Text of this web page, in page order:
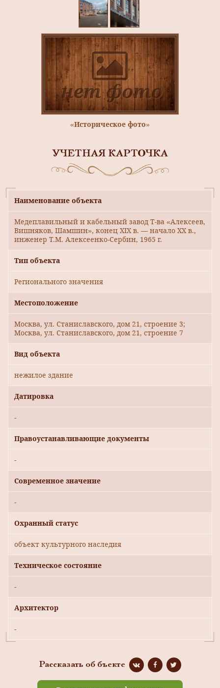
«Историческое фото»
УЧЕТНАЯ КАРТОЧКА
Наименование объекта
Медеплавильный и кабельный завод Т-ва «Алексеев,
Вишняков, Шамшин», конец XIX в. — начало XX в.,
инженер Т.М. Алексеенко-Сербин, 1965 г.
Тип объекта
Регионального значения
Местоположение
Москва, ул. Станиславского, дом 21, строение 3;
Москва, ул. Станиславского, дом 21, строение 7
Вид объекта
нежилое здание
Датировка
-
Правоустанавливающие документы
-
Современное значение
-
Охранный статус
объект культурного наследия
Техническое состояние
-
Архитектор
-
Рассказать об бъекте